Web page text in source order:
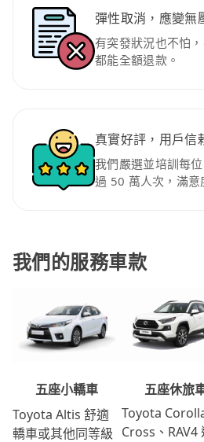
彈性取消，應變無
有突發狀況也不怕
都能全額退款。
真實好評，用戶信
我們嚴選並培訓每
過 50 萬人次，滿意
我們的服務車款
五座小轎車
Toyota Altis 舒適
轎車或其他同等級
五座休旅
Toyota
Cross、RAV4